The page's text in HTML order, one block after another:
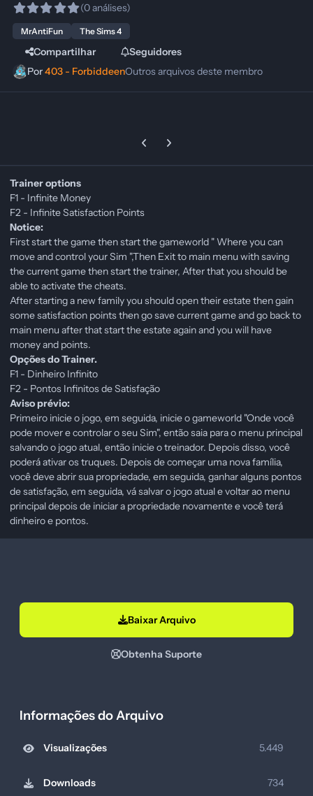
(0 análises)
MrAntiFun The Sims 4
Compartilhar
Seguidores
Por403 - ForbiddeenOutros arquivos deste membro
Previous carousel slide
Next carousel slide
Trainer options
F1 - Infinite Money
F2 - Infinite Satisfaction Points
Notice:
First start the game then start the gameworld " Where you can
move and control your Sim ",Then Exit to main menu with saving
the current game then start the trainer, After that you should be
able to activate the cheats.
After starting a new family you should open their estate then gain
some satisfaction points then go save current game and go back to
main menu after that start the estate again and you will have
money and points.
Opções do Trainer.
F1 - Dinheiro Infinito
F2 - Pontos Infinitos de Satisfação
Aviso prévio:
Primeiro inicie o jogo, em seguida, inicie o gameworld "Onde você
pode mover e controlar o seu Sim", então saia para o menu principal
salvando o jogo atual, então inicie o treinador. Depois disso, você
poderá ativar os truques. Depois de começar uma nova família,
você deve abrir sua propriedade, em seguida, ganhar alguns pontos
de satisfação, em seguida, vá salvar o jogo atual e voltar ao menu
principal depois de iniciar a propriedade novamente e você terá
dinheiro e pontos.
Baixar Arquivo
Obtenha Suporte
Informações do Arquivo
Visualizações 5.449
Downloads 734